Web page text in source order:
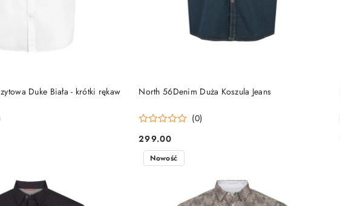
Duke Biała - krótki rękaw
DO KOSZYKA North 56Denim Duża Koszula Jeans
(0)
Cena:
299.00
DO KOSZYKA
Nowość